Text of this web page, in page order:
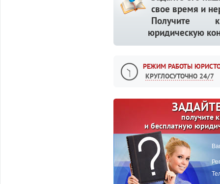
свое время и
Получите
юридическую
РЕЖИМ РАБОТЫ
КРУГЛОСУТОЧНО 24/7
получите
и бесплатную